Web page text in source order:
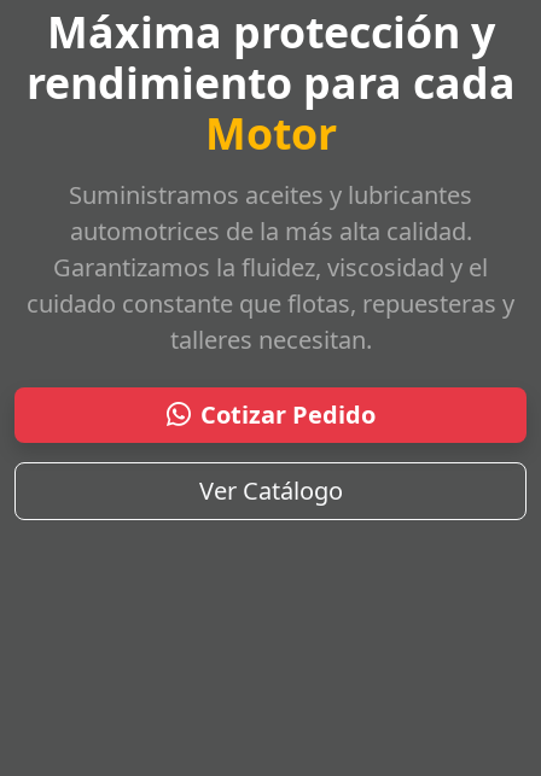
Máxima protección y
rendimiento para cada
Motor
Suministramos aceites y lubricantes
automotrices de la más alta calidad.
Garantizamos la fluidez, viscosidad y el
cuidado constante que flotas, repuesteras y
talleres necesitan.
Cotizar Pedido
Ver Catálogo